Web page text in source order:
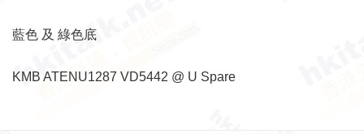
藍色 及 綠色底
KMB ATENU1287 VD5442 @ U Spare